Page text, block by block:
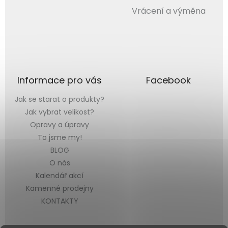
Vrácení a výměna
Informace pro vás
Jak se starat o produkty?
Jak vybrat velikost?
Opravy a úpravy
To jsme my!
BLOG
O nás
Kalendář akcí
Kamenné prodejny
KONTAKTY
Facebook